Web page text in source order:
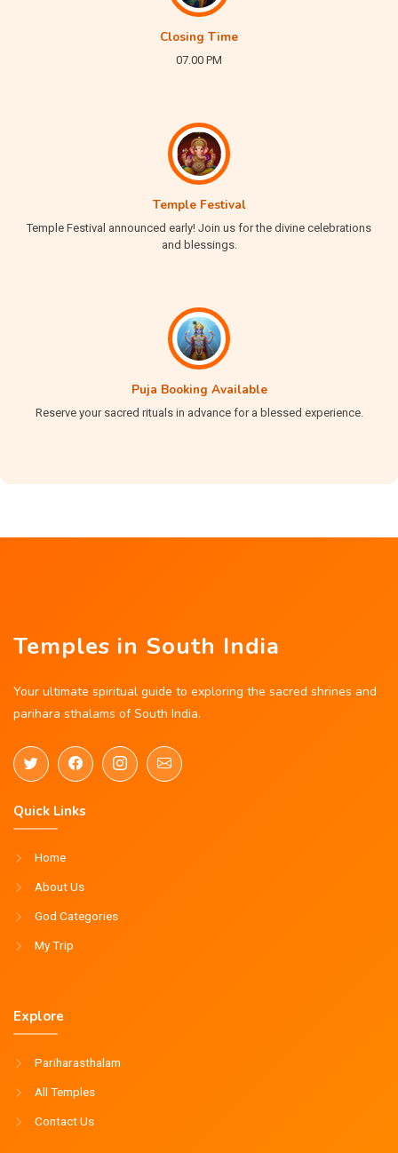
Closing Time
07.00 PM
Temple Festival
Temple Festival announced early! Join us for the divine celebrations
and blessings.
Puja Booking Available
Reserve your sacred rituals in advance for a blessed experience.
Temples in South India
Your ultimate spiritual guide to exploring the sacred shrines and
parihara sthalams of South India.
Quick Links
Home
About Us
God Categories
My Trip
Explore
Pariharasthalam
All Temples
Contact Us